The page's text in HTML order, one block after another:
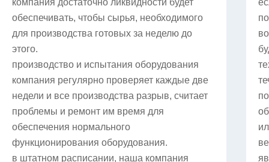
компания достаточно ликвидности будет
обеспечивать, чтобы сырья, необходимого
для производства готовых за неделю до
этого.
производство и испытания оборудования
компания регулярно проверяет каждые две
недели и все производства разрыв, считает
проблемы и ремонт им время для
обеспечения нормального
функционирования оборудования.
в штатном расписании, наша компания